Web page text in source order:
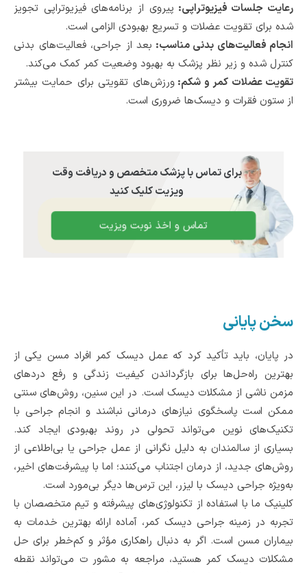
رعایت جلسات فیزیوتراپی: پیروی از برنامه‌های فیزیوتراپی تجویز
شده برای تقویت عضلات و تسریع بهبودی الزامی است.
انجام فعالیت‌های بدنی مناسب: بعد از جراحی، فعالیت‌های بدنی
کنترل شده و زیر نظر پزشک به بهبود وضعیت کمر کمک می‌کند.
تقویت عضلات کمر و شکم:ورزش‌های تقویتی برای حمایت بیشتر
از ستون فقرات و دیسک‌ها ضروری است.
برای تماس با پزشک متخصص و دریافت وقت
ویزیت کلیک کنید
تماس و اخذ نوبت ویزیت
سخن پایانی
در پایان، باید تأکید کرد که عمل دیسک کمر افراد مسن یکی از
بهترین راه‌حل‌ها برای بازگرداندن کیفیت زندگی و رفع دردهای
مزمن ناشی از مشکلات دیسک است. در این سنین، روش‌های سنتی
ممکن است پاسخگوی نیازهای درمانی نباشند و انجام جراحی با
تکنیک‌های نوین می‌تواند تحولی در روند بهبودی ایجاد کند.
بسیاری از سالمندان به دلیل نگرانی از عمل جراحی یا بی‌اطلاعی از
روش‌های جدید، از درمان اجتناب می‌کنند؛ اما با پیشرفت‌های اخیر،
به‌ویژه جراحی دیسک با لیزر، این ترس‌ها دیگر بی‌مورد است.
کلینیک ما با استفاده از تکنولوژی‌های پیشرفته و تیم متخصصان با
تجربه در زمینه جراحی دیسک کمر، آماده ارائه بهترین خدمات به
بیماران مسن است. اگر به دنبال راهکاری مؤثر و کم‌خطر برای حل
مشکلات دیسک کمر هستید، مراجعه به مشور ت می‌تواند نقطه